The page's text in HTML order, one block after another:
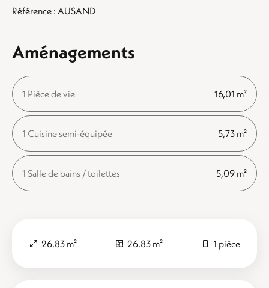
Référence : AUSAND
Aménagements
1 Pièce de vie 16,01 m²
1 Cuisine semi-équipée 5,73 m²
1 Salle de bains / toilettes 5,09 m²
26.83 m² 26.83 m² 1 pièce